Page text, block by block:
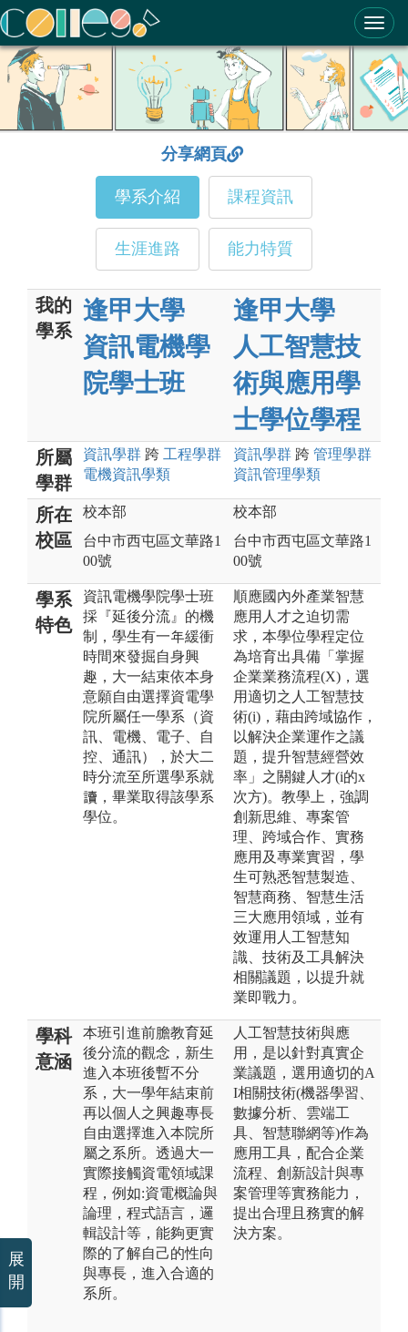
ColleGo! 大學選才與高中育才輔助系統
分享網頁
學系介紹 課程資訊
生涯進路 能力特質
我的
學系
逢甲大學
資訊電機學
院學士班
逢甲大學
人工智慧技
術與應用學
士學位學程
所屬
學群
資訊學群 跨 工程學群
電機資訊學類
資訊學群 跨 管理學群
資訊管理學類
所在
校區
校本部
台中市西屯區文華路1
00號
校本部
台中市西屯區文華路1
00號
學系
特色
資訊電機學院學士班
採『延後分流』的機
制，學生有一年緩衝
時間來發掘自身興
趣，大一結束依本身
意願自由選擇資電學
院所屬任一學系（資
訊、電機、電子、自
控、通訊），於大二
時分流至所選學系就
讀，畢業取得該學系
學位。
順應國內外產業智慧
應用人才之迫切需
求，本學位學程定位
為培育出具備「掌握
企業業務流程(X)，選
用適切之人工智慧技
術(i)，藉由跨域協作，
以解決企業運作之議
題，提升智慧經營效
率」之關鍵人才(i的x
次方)。教學上，強調
創新思維、專案管
理、跨域合作、實務
應用及專業實習，學
生可熟悉智慧製造、
智慧商務、智慧生活
三大應用領域，並有
效運用人工智慧知
識、技術及工具解決
相關議題，以提升就
業即戰力。
學科
意涵
本班引進前膽教育延
後分流的觀念，新生
進入本班後暫不分
系，大一學年結束前
再以個人之興趣專長
自由選擇進入本院所
屬之系所。透過大一
實際接觸資電領域課
程，例如:資電概論與
論理，程式語言，邏
輯設計等，能夠更實
際的了解自己的性向
與專長，進入合適的
系所。
人工智慧技術與應
用，是以針對真實企
業議題，選用適切的A
I相關技術(機器學習、
數據分析、雲端工
具、智慧聯網等)作為
應用工具，配合企業
流程、創新設計與專
案管理等實務能力，
提出合理且務實的解
決方案。
展
開